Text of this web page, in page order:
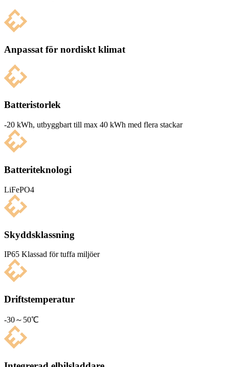
Anpassat för nordiskt klimat
Batteristorlek
-20 kWh, utbyg­g­bart till max 40 kWh med flera stackar
Batteriteknologi
LiFePO4
Skyddsklassning
IP65 Klas­sad för tuffa miljöer
Driftstemperatur
-30～50℃